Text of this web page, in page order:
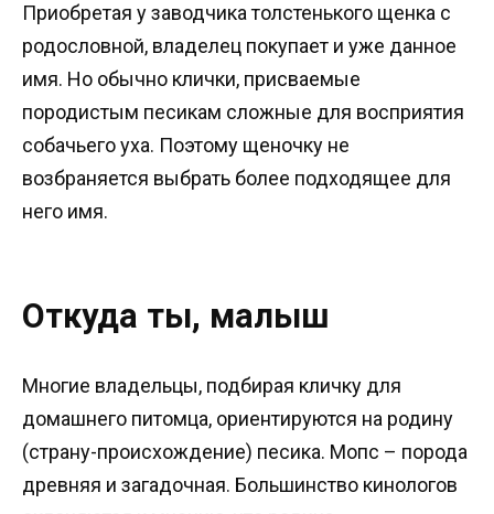
Приобретая у заводчика толстенького щенка с
родословной, владелец покупает и уже данное
имя. Но обычно клички, присваемые
породистым песикам сложные для восприятия
собачьего уха. Поэтому щеночку не
возбраняется выбрать более подходящее для
него имя.
Откуда ты, малыш
Многие владельцы, подбирая кличку для
домашнего питомца, ориентируются на родину
(страну-происхождение) песика. Мопс – порода
древняя и загадочная. Большинство кинологов